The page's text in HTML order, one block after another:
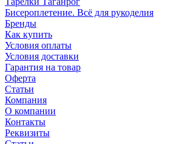
Бисероплетение. Всё для рукоделия
Бренды
Как купить
Условия оплаты
Условия доставки
Гарантия на товар
Оферта
Статьи
Компания
О компании
Контакты
Реквизиты